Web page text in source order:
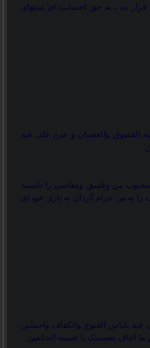
قرار ده ، به حق احسانت ای منتهای
الفسوق والعصیان و حرم علی فیه
محبوب من وفسق ومعاصی را ناپسند
به من حرام گردان به یاری خود ای
فیه بلباس القنوع والکفاف واحملنی
ما اخاف بعصمتک یا عصمه الخائفین